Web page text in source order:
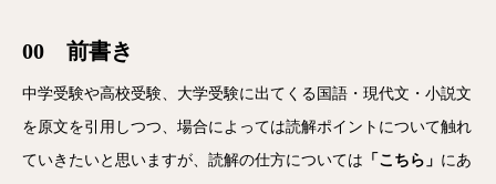
00 前書き
中学受験や高校受験、大学受験に出てくる国語・現代文・小説文
を原文を引用しつつ、場合によっては読解ポイントについて触れ
ていきたいと思いますが、読解の仕方については 「こちら」 にあ